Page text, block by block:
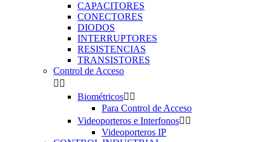
CAPACITORES
CONECTORES
DIODOS
INTERRUPTORES
RESISTENCIAS
TRANSISTORES
Control de Acceso
 
Biométricos 
Para Control de Acceso
Videoporteros e Interfonos 
Videoporteros IP